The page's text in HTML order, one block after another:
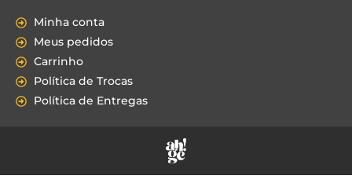
Minha conta
Meus pedidos
Carrinho
Política de Trocas
Política de Entregas